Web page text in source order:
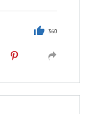
360